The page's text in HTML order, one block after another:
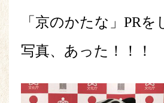
「京のかたな」PR
写真、あった！！！